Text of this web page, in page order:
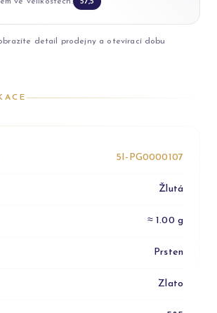
detail prodejny a otevírací dobu
5I-PG0000107
Žlutá
≈ 1.00 g
Prsten
Zlato